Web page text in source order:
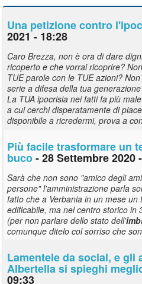
Una petizione contro
2021 - 18:28
Caro Brezza, non è ora di dare
ricoperto e che vorrai ricoprire?
TUE parole con le TUE azioni?
serie a difesa della tua
La TUA ipocrisia nei fatti fa più
a cui cerchi disperatamente di
disponibile a ricredermi, prova a
Più facile trasformare un
buco- 28 Settembre 2020
Sarà che non sono "amico degli
persone" l'amministrazione parla
fatto che a Verbania in un mese
edificabile, ma nel centro storico in
(per non parlare dello stato dell'
comunque ditelo col sorriso che
Lamentele da social, e
Albertella si spieghi
09:33